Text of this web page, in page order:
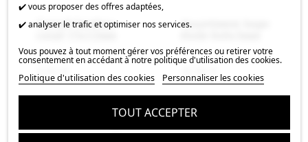
Ganesh bambou
Assortiment Jaspe
✔️ vous proposer des offres adaptées,
✔️ analyser le trafic et optimiser nos services.
Vous pouvez à tout moment gérer vos préférences ou retirer votre
consentement en accédant à notre politique d'utilisation des cookies.
Politique d'utilisation des cookies
Personnaliser les cookies
TOUT ACCEPTER